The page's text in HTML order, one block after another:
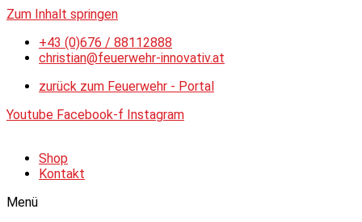
Zum Inhalt springen
+43 (0)676 / 88112888
christian@feuerwehr-innovativ.at
zurück zum Feuerwehr - Portal
Youtube Facebook-f Instagram
Shop
Kontakt
Menü